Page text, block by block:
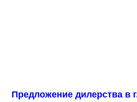
Предложение дилерства в